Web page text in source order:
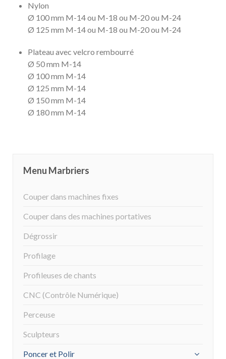
Nylon
Ø 100 mm M-14 ou M-18 ou M-20 ou M-24
Ø 125 mm M-14 ou M-18 ou M-20 ou M-24
Plateau avec velcro rembourré
Ø 50 mm M-14
Ø 100 mm M-14
Ø 125 mm M-14
Ø 150 mm M-14
Ø 180 mm M-14
Menu Marbriers
Couper dans machines fixes
Couper dans des machines portatives
Dégrossir
Profilage
Profileuses de chants
CNC (Contrôle Numérique)
Perceuse
Sculpteurs
Poncer et Polir